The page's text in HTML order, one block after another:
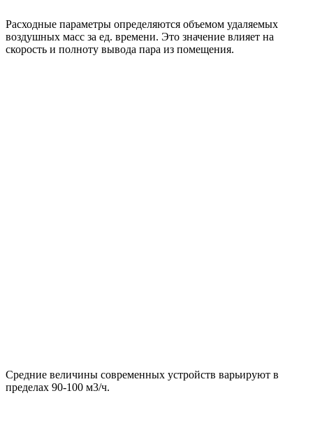
Расходные параметры определяются объемом удаляемых
воздушных масс за ед. времени. Это значение влияет на
скорость и полноту вывода пара из помещения.
Средние величины современных устройств варьируют в
пределах 90-100 м3/ч.